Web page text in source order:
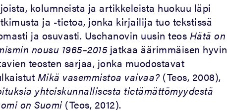
kolumneista ja artikkeleista huokuu läpi
ja -tietoa, jonka kirjailija tuo tekstissä
ja osuvasti. Uschanovin uusin teos Hätä on
nousu 1965–2015 jatkaa äärimmäisen hyvin
teosten sarjaa, jonka muodostavat
Mikä vasemmistoa vaivaa? (Teos, 2008),
yhteiskunnallisesta tietämättömyydestä
on Suomi (Teos, 2012).